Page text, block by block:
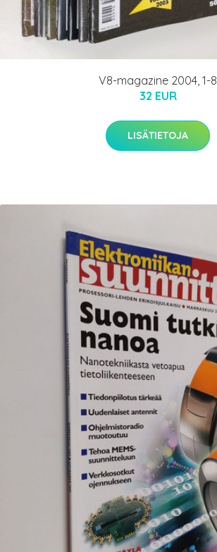
V8-magazine 2004, 1-8
32 EUR
LISÄTIETOJA